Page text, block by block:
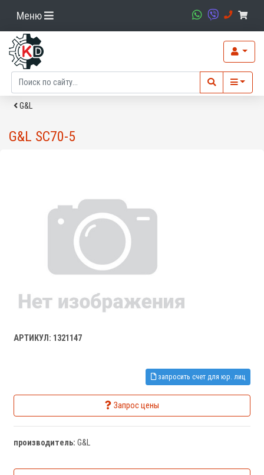
Меню
G&L
G&L SC70-5
АРТИКУЛ: 1321147
запросить счет для юр. лиц
Запрос цены
производитель: G&L